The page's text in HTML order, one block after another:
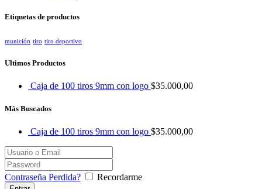
Etiquetas de productos
munición tiro tiro deportivo
Ultimos Productos
Caja de 100 tiros 9mm con logo $35.000,00
Más Buscados
Caja de 100 tiros 9mm con logo $35.000,00
Contraseña Perdida? Recordarme